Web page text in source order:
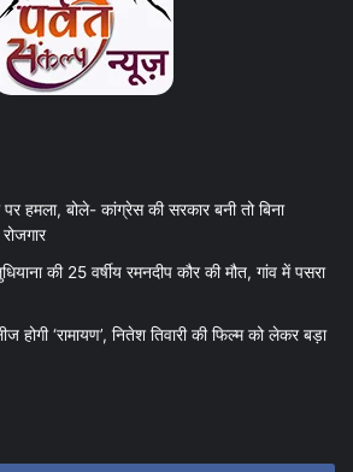
पर हमला, बोले- कांग्रेस की सरकार बनी तो बिना
की 25 वर्षीय रमनदीप कौर की मौत, गांव में पसरा
होगी ‘रामायण’, नितेश तिवारी की फिल्म को लेकर बड़ा